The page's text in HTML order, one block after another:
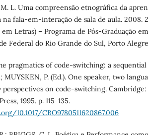
L. Uma compreensão etnográfica da
fala-em-interação de sala de aula. 2008.
Letras) – Programa de Pós-Graduação
Federal do Rio Grande do Sul, Porto
pragmatics of code-switching: a
MUYSKEN, P. (Ed.). One speaker, two
perspectives on code-switching.
1995. p. 115-135.
10.1017/CBO9780511620867.006